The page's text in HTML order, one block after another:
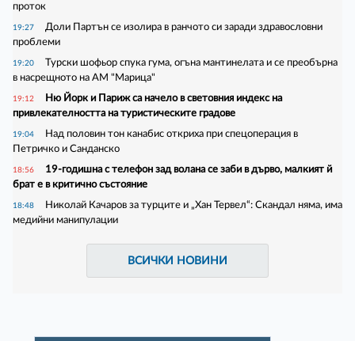
проток
19:27
Доли Партън се изолира в ранчото си заради здравословни
проблеми
19:20
Турски шофьор спука гума, огъна мантинелата и се преобърна
в насрещното на АМ "Марица"
19:12
Ню Йорк и Париж са начело в световния индекс на
привлекателността на туристическите градове
19:04
Над половин тон канабис откриха при спецоперация в
Петричко и Санданско
18:56
19-годишна с телефон зад волана се заби в дърво, малкият й
брат е в критично състояние
18:48
Николай Качаров за турците и „Хан Тервел“: Скандал няма, има
медийни манипулации
ВСИЧКИ НОВИНИ